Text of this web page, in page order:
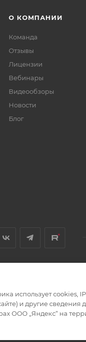
О КОМПАНИИ
Команда
Отзывы
Лицензии
Вебинары
Видеообзоры
Новости
Блог
использует cookies,
и другие сведения
ООО „Яндекс“ на